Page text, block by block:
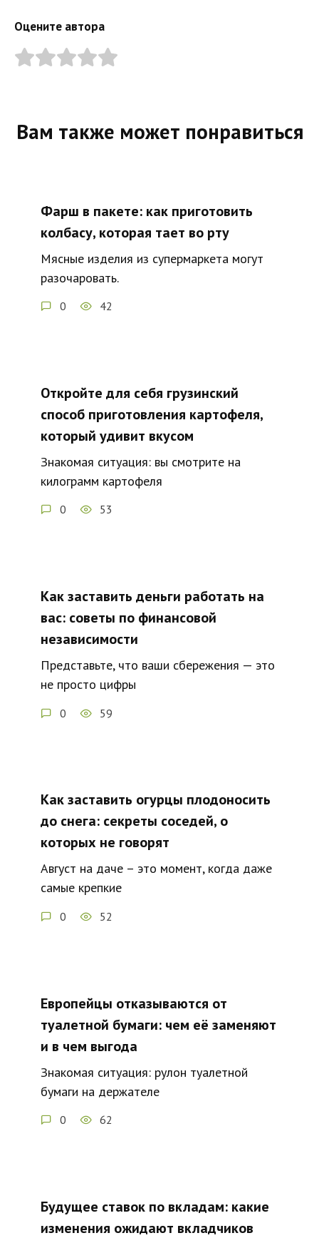
Оцените автора
Вам также может понравиться
Фарш в пакете: как приготовить
колбасу, которая тает во рту
Мясные изделия из супермаркета могут
разочаровать.
0 42
Откройте для себя грузинский
способ приготовления картофеля,
который удивит вкусом
Знакомая ситуация: вы смотрите на
килограмм картофеля
0 53
Как заставить деньги работать на
вас: советы по финансовой
независимости
Представьте, что ваши сбережения — это
не просто цифры
0 59
Как заставить огурцы плодоносить
до снега: секреты соседей, о
которых не говорят
Август на даче – это момент, когда даже
самые крепкие
0 52
Европейцы отказываются от
туалетной бумаги: чем её заменяют
и в чем выгода
Знакомая ситуация: рулон туалетной
бумаги на держателе
0 62
Будущее ставок по вкладам: какие
изменения ожидают вкладчиков